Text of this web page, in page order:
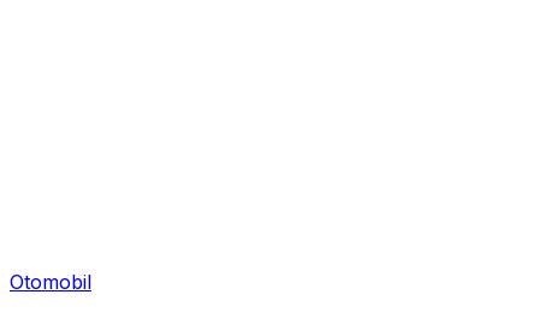
Otomobil